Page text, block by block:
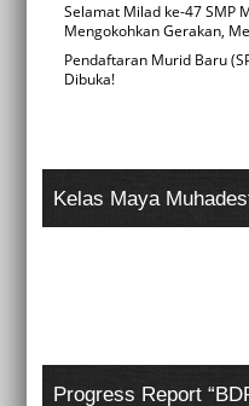
Selamat Milad ke-47 SMP
Mengokohkan Gerakan,
Pendaftaran Murid Baru
Dibuka!
Kelas Maya
Progress Report